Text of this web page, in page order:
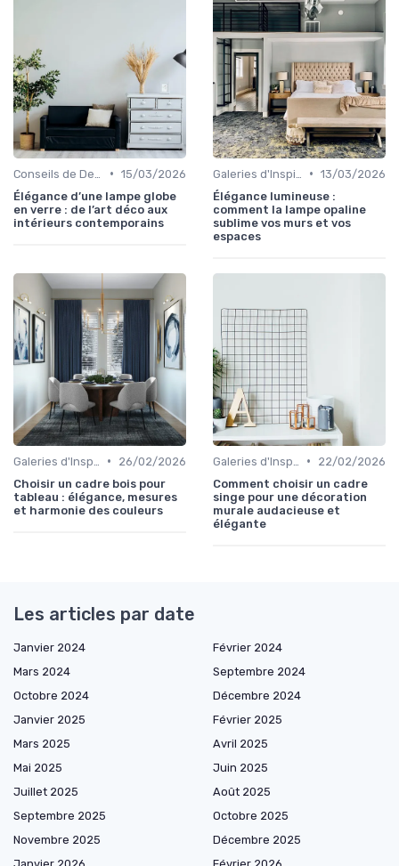
• 15/03/2026
Élégance d’une lampe globe
en verre : de l’art déco aux
intérieurs contemporains
• 13/03/2026
Élégance lumineuse :
comment la lampe opaline
sublime vos murs et vos
espaces
•
26/02/2026
Choisir un cadre bois pour
tableau : élégance, mesures
et harmonie des couleurs
•
22/02/2026
Comment choisir un cadre
singe pour une décoration
murale audacieuse et
élégante
Les articles par date
Janvier 2024
Février 2024
Mars 2024
Septembre 2024
Octobre 2024
Décembre 2024
Janvier 2025
Février 2025
Mars 2025
Avril 2025
Mai 2025
Juin 2025
Juillet 2025
Août 2025
Septembre 2025
Octobre 2025
Novembre 2025
Décembre 2025